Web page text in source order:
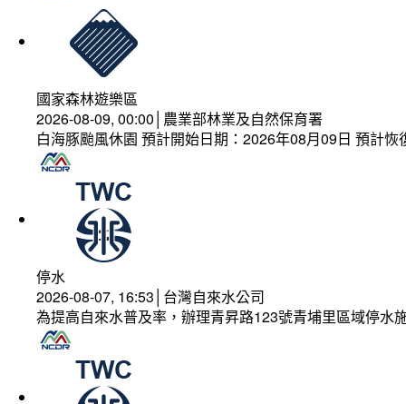
國家森林遊樂區
2026-08-09, 00:00│農業部林業及自然保育署
白海豚颱風休園 預計開始日期：2026年08月09日 預計
停水
2026-08-07, 16:53│台灣自來水公司
為提高自來水普及率，辦理青昇路123號青埔里區域停水